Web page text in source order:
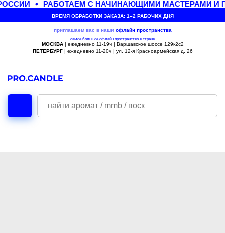
РАБОТАЕМ С НАЧИНАЮЩИМИ МАСТЕРАМИ И
ВРЕМЯ ОБРАБОТКИ ЗАКАЗА: 1–2 РАБОЧИХ ДНЯ
приглашаем вас в наши офлайн пространства
самое большое офлайн пространство в стране
МОСКВА| ежедневно 11-19ч | Варшавское шоссе 129к2с2
ПЕТЕРБУРГ| ежедневно 11-20ч | ул. 12-я Красноармейская д. 26